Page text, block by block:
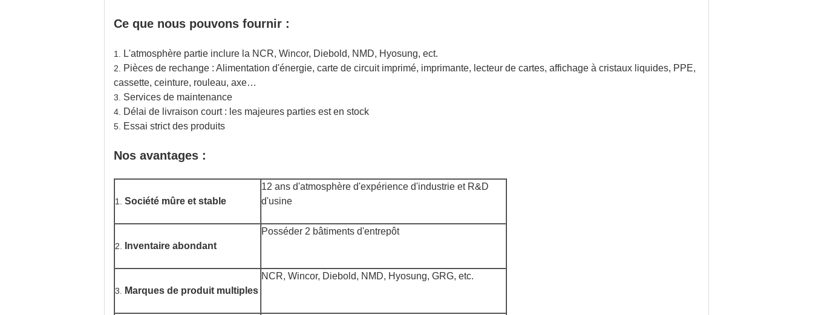
Ce que nous pouvons fournir :
1. L'atmosphère partie inclure la NCR, Wincor, Diebold, NMD, Hyosung, ect.
2.
Pièces de rechange : Alimentation d'énergie, carte de circuit imprimé, imprimante, lecteur de cartes, affichage à cristaux liquides, PPE,
cassette, ceinture, rouleau, axe…
3. Services de maintenance
4. Délai de livraison court : les majeures parties est en stock
5. Essai strict des produits
Nos avantages :
1. Société mûre et stable
12 ans d'atmosphère d'expérience d'industrie et R&D
d'usine
2. Inventaire abondant
Posséder 2 bâtiments d'entrepôt
3. Marques de produit multiples
NCR, Wincor, Diebold, NMD, Hyosung, GRG, etc.